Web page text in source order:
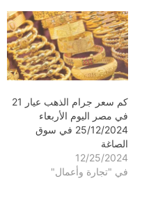
كم سعر جرام الذهب عيار 21
في مصر اليوم الأربعاء
25/12/2024 في سوق
الصاغة
12/25/2024
في "تجارة وأعمال"